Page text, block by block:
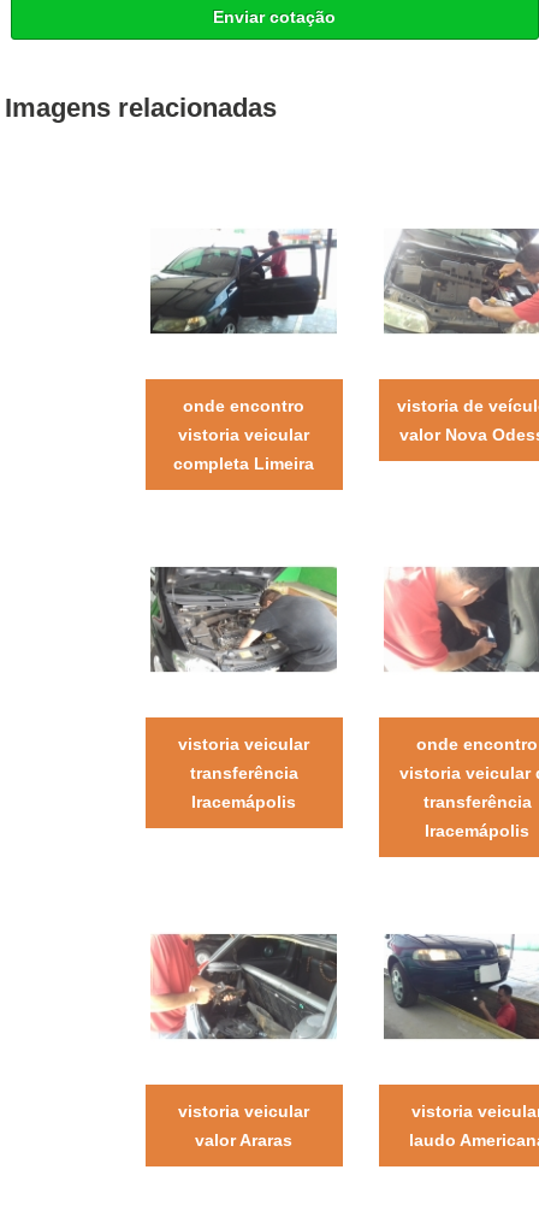
Enviar cotação
Imagens relacionadas
onde encontro
vistoria veicular
completa Limeira
vistoria de
valor Nova
vistoria veicular
transferência
Iracemápolis
onde encontro
vistoria veicular
transferência
Iracemápolis
vistoria veicular
valor Araras
vistoria
laudo